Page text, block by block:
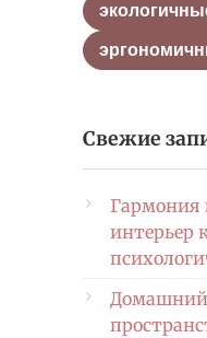
Свежие
Гармония
интерьер
Домашний